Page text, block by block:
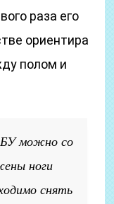
раза его
ориентира
полом и
можно со
ноги
снять